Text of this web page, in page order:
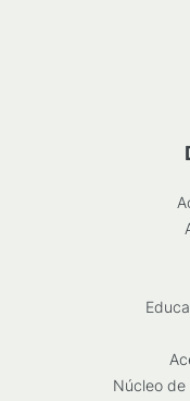
Núcleo de